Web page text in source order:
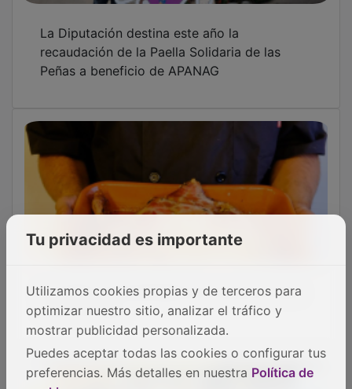
recaudación de la Paella Solidaria de las
Peñas a beneficio de APANAG
como en casa
Tu privacidad es importante
Utilizamos cookies propias y de terceros para
optimizar nuestro sitio, analizar el tráfico y
mostrar publicidad personalizada.
Puedes aceptar todas las cookies o configurar tus
preferencias. Más detalles en nuestra Política de